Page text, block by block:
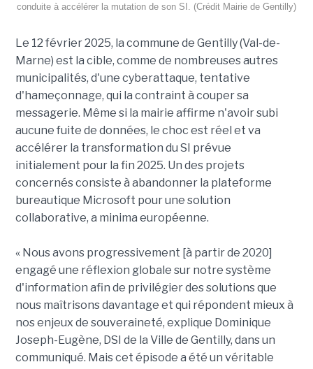
conduite à accélérer la mutation de son SI. (Crédit Mairie de Gentilly)
Le 12 février 2025, la commune de Gentilly (Val-de-
Marne) est la cible, comme de nombreuses autres
municipalités, d'une cyberattaque, tentative
d'hameçonnage, qui la contraint à couper sa
messagerie. Même si la mairie affirme n'avoir subi
aucune fuite de données, le choc est réel et va
accélérer la transformation du SI prévue
initialement pour la fin 2025. Un des projets
concernés consiste à abandonner la plateforme
bureautique Microsoft pour une solution
collaborative, a minima européenne.
« Nous avons progressivement [à partir de 2020]
engagé une réflexion globale sur notre système
d'information afin de privilégier des solutions que
nous maîtrisons davantage et qui répondent mieux à
nos enjeux de souveraineté, explique Dominique
Joseph-Eugène, DSI de la Ville de Gentilly, dans un
communiqué. Mais cet épisode a été un véritable